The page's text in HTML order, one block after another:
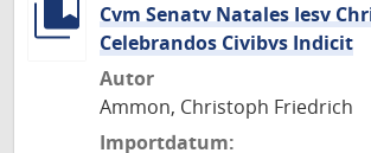
Cvm Senatv Natales Iesv
Celebrandos Civibvs Indicit
Autor
Ammon, Christoph Friedrich
Importdatum: